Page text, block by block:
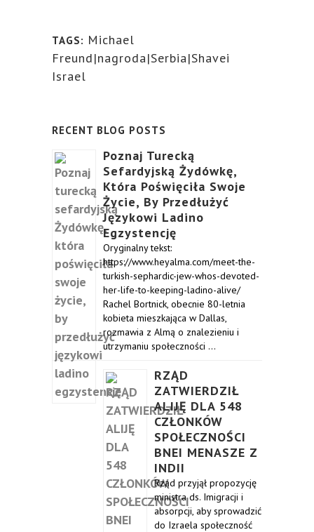
TAGS: Michael
Freund|nagroda|Serbia|Shavei
Israel
RECENT BLOG POSTS
Poznaj Turecką
Sefardyjską Żydówkę,
Która Poświęciła Swoje
Życie, By Przedłużyć
Językowi Ladino
Egzystencję
Oryginalny tekst:
https://www.heyalma.com/meet-the-
turkish-sephardic-jew-whos-devoted-
her-life-to-keeping-ladino-alive/
Rachel Bortnick, obecnie 80-letnia
kobieta mieszkająca w Dallas,
rozmawia z Almą o znalezieniu i
utrzymaniu społeczności …
RZĄD
ZATWIERDZIŁ
ALIJĘ DLA 548
CZŁONKÓW
SPOŁECZNOŚCI
BNEI MENASZE Z
INDII
Rząd przyjął propozycję
ministra ds. Imigracji i
absorpcji, aby sprowadzić
do Izraela społeczność